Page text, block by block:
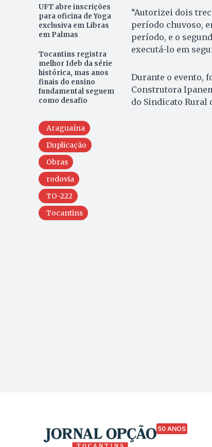
UFT abre inscrições
para oficina de Yoga
exclusiva em Libras
em Palmas
Tocantins registra
melhor Ideb da série
histórica, mas anos
finais do ensino
fundamental seguem
como desafio
Araguaína
Duplicação
Obras
rodovia
TO-222
Tocantins
“Autorizei dois
período chuvoso,
período, e o
executá-lo em
Durante o evento,
Construtora
do Sindicato Rural
50 ANOS